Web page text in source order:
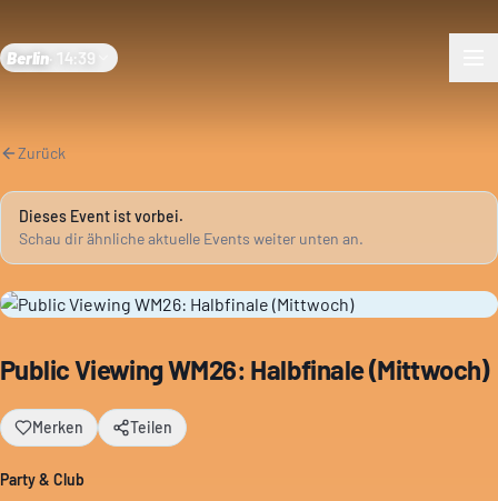
Berlin 14:39
Zurück
Dieses Event ist vorbei.
Schau dir ähnliche aktuelle Events weiter unten an.
Public Viewing WM26: Halbfinale (Mittwoch)
Merken Teilen
Party & Club